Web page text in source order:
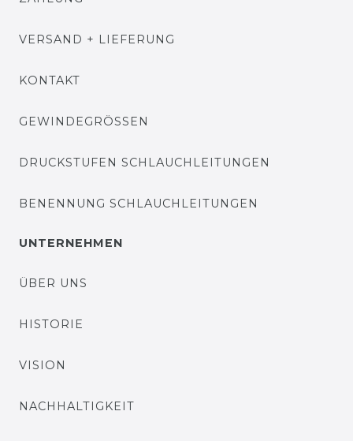
VERSAND + LIEFERUNG
KONTAKT
GEWINDEGRÖSSEN
DRUCKSTUFEN SCHLAUCHLEITUNGEN
BENENNUNG SCHLAUCHLEITUNGEN
UNTERNEHMEN
ÜBER UNS
HISTORIE
VISION
NACHHALTIGKEIT